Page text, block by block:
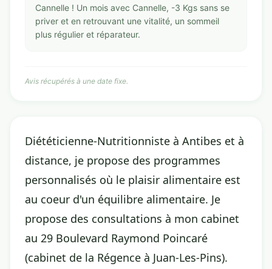
Cannelle ! Un mois avec Cannelle, -3 Kgs sans se
priver et en retrouvant une vitalité, un sommeil
plus régulier et réparateur.
Avis récupérés à une date fixe.
Diététicienne-Nutritionniste à Antibes et à
distance, je propose des programmes
personnalisés où le plaisir alimentaire est
au coeur d'un équilibre alimentaire. Je
propose des consultations à mon cabinet
au 29 Boulevard Raymond Poincaré
(cabinet de la Régence à Juan-Les-Pins).